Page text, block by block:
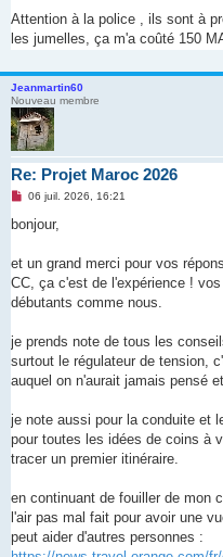
Attention à la police , ils sont à
les jumelles, ça m'a coûté 150
Jeanmartin60
Nouveau membre
Re: Projet Maroc 2026
M
s
g
n
o
u
06 juil. 2026, 16:21
bonjour,
et un grand merci pour vos
CC, ça c'est de l'expérience !
débutants comme nous.
je prends note de tous les
surtout le régulateur de tension,
auquel on n'aurait jamais pensé
je note aussi pour la conduite et
pour toutes les idées de coins à
tracer un premier itinéraire.
en continuant de fouiller de mon
l'air pas mal fait pour avoir une
peut aider d'autres personnes :